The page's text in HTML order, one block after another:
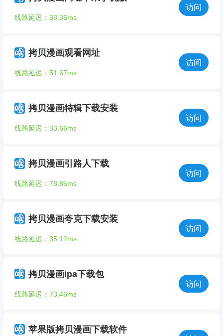
线路延迟：38.36ms
访问
拷贝漫画观看网址
线路延迟：51.67ms
访问
拷贝漫画特辑下载安装
线路延迟：33.66ms
访问
拷贝漫画引路人下载
线路延迟：78.85ms
访问
拷贝漫画夸克下载安装
线路延迟：35.12ms
访问
拷贝漫画ipa下载包
线路延迟：73.46ms
访问
苹果版拷贝漫画下载软件